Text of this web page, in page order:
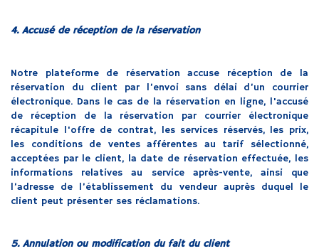
4. Accusé de réception de la réservation
Notre plateforme de réservation accuse réception de la
réservation du client par l’envoi sans délai d’un courrier
électronique. Dans le cas de la réservation en ligne, l'accusé
de réception de la réservation par courrier électronique
récapitule l'offre de contrat, les services réservés, les prix,
les conditions de ventes afférentes au tarif sélectionné,
acceptées par le client, la date de réservation effectuée, les
informations relatives au service après-vente, ainsi que
l’adresse de l’établissement du vendeur auprès duquel le
client peut présenter ses réclamations.
5. Annulation ou modification du fait du client